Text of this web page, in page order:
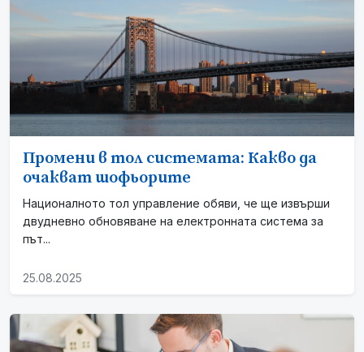
Промени в тол системата: Какво да
очакват шофьорите
Националното тол управление обяви, че ще извърши
двудневно обновяване на електронната система за
път...
25.08.2025